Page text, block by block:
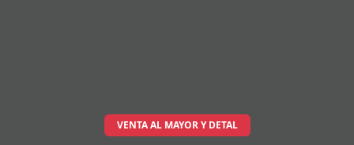
VENTA AL MAYOR Y DETAL